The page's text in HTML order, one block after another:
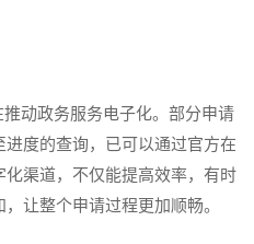
动政务服务电子化。部分申请
度的查询，已可以通过官方在
渠道，不仅能提高效率，有时
让整个申请过程更加顺畅。